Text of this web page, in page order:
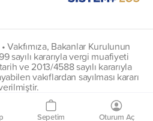
•Vakfımıza, Bakanlar Kurulunun
sayılı kararıyla vergi muafiyeti
ve 2013/4588 sayılı kararıyla
vakıflardan sayılması kararı
Sepetim Oturum Aç